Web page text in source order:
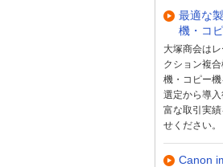
最適な
機・コ
大塚商会は
クション複
機・コピー
選定から導
富な取引実
せください。
Canon